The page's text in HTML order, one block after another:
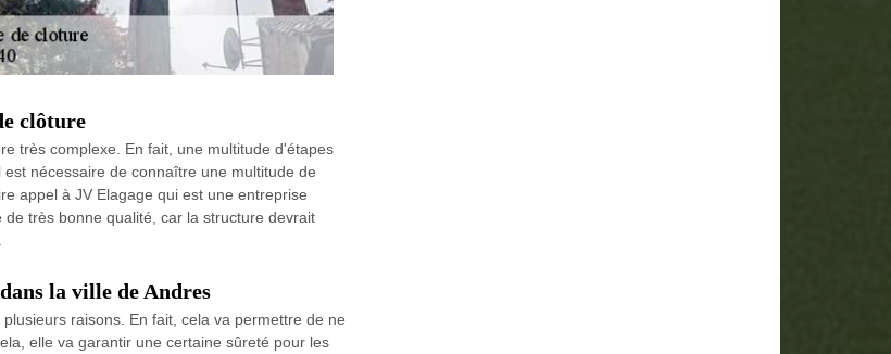
clôture
très complexe. En fait, une multitude d'étapes
nécessaire de connaître une multitude de
appel à JV Elagage qui est une entreprise
très bonne qualité, car la structure devrait
la ville de Andres
raisons. En fait, cela va permettre de ne
elle va garantir une certaine sûreté pour les